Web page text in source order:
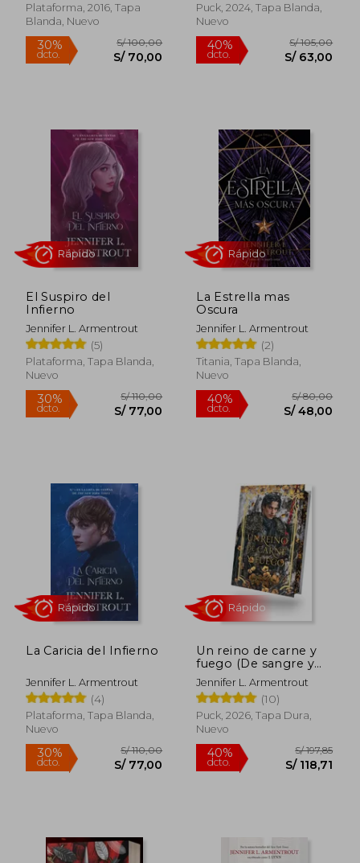
40%
Rápido
40%
dcto.
Rápido
Plataforma, 2016, Tapa
Blanda, Nuevo
30%
dcto. S/ 70,00
Puck, 2024, Tapa Blanda,
Nuevo
40%
dcto.
El Suspiro del
Infierno
Jennifer L. Armentrout
(5)
Plataforma, Tapa Blanda,
Nuevo
La Estrella mas
Oscura
Jennifer L. Armentrout
(2)
Titania, Tapa Blanda,
Nuevo
La Caricia del Infierno
Jennifer L. Armentrout
(4)
Plataforma, Tapa Blanda,
Nuevo
Un reino de carne y
fuego (De sangre y
cenizas 2)
Jennifer L. Armentrout
(10)
Puck, 2026, Tapa Dura,
Nuevo